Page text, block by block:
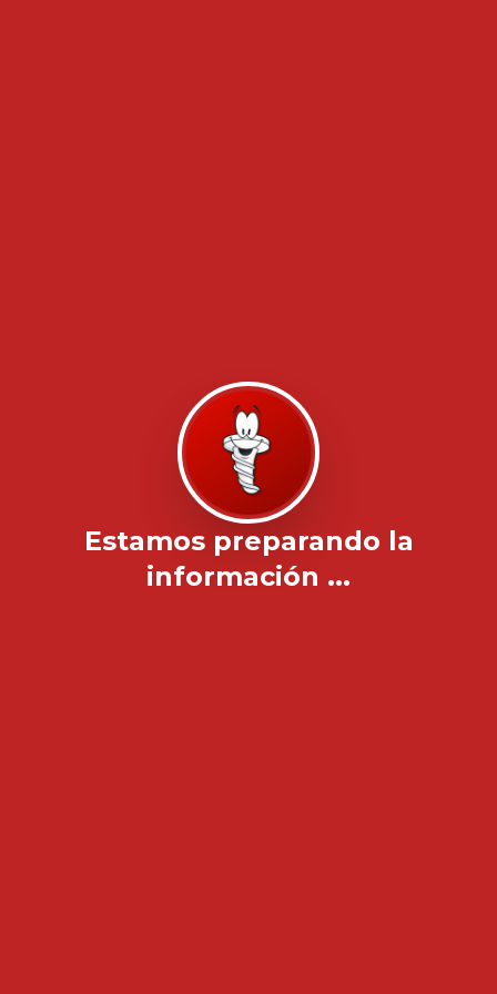
Estamos preparando la
información ...